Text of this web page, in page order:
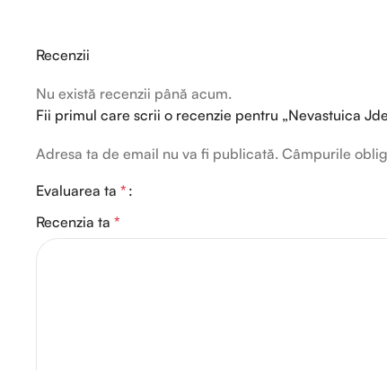
Recenzii
Nu există recenzii până acum.
Fii primul care scrii o recenzie pentru „Nevastuica
Adresa ta de email nu va fi publicată. Câmpurile
Evaluarea ta *
Recenzia ta *